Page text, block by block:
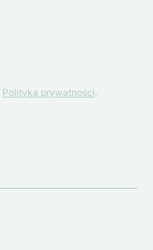
Polityką prywatności.